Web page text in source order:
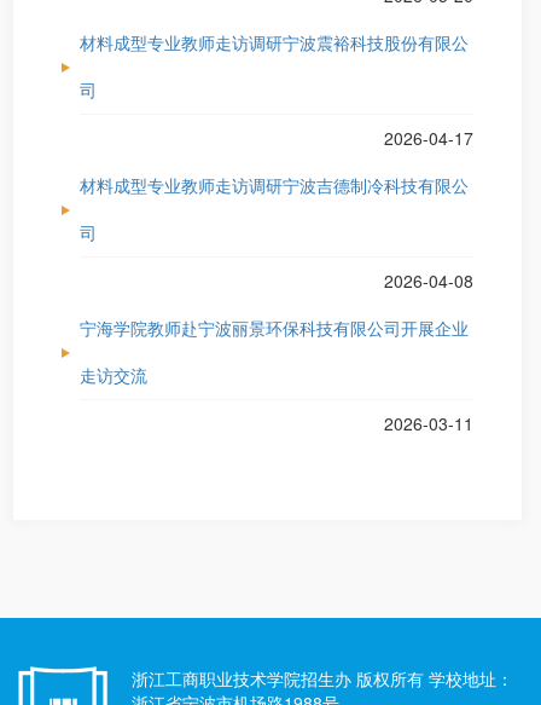
材料成型专业教师走访调研宁波震裕科技股份有限公
司
2026-04-17
材料成型专业教师走访调研宁波吉德制冷科技有限公
司
2026-04-08
宁海学院教师赴宁波丽景环保科技有限公司开展企业
走访交流
2026-03-11
浙江工商职业技术学院招生办 版权所有 学校地址：